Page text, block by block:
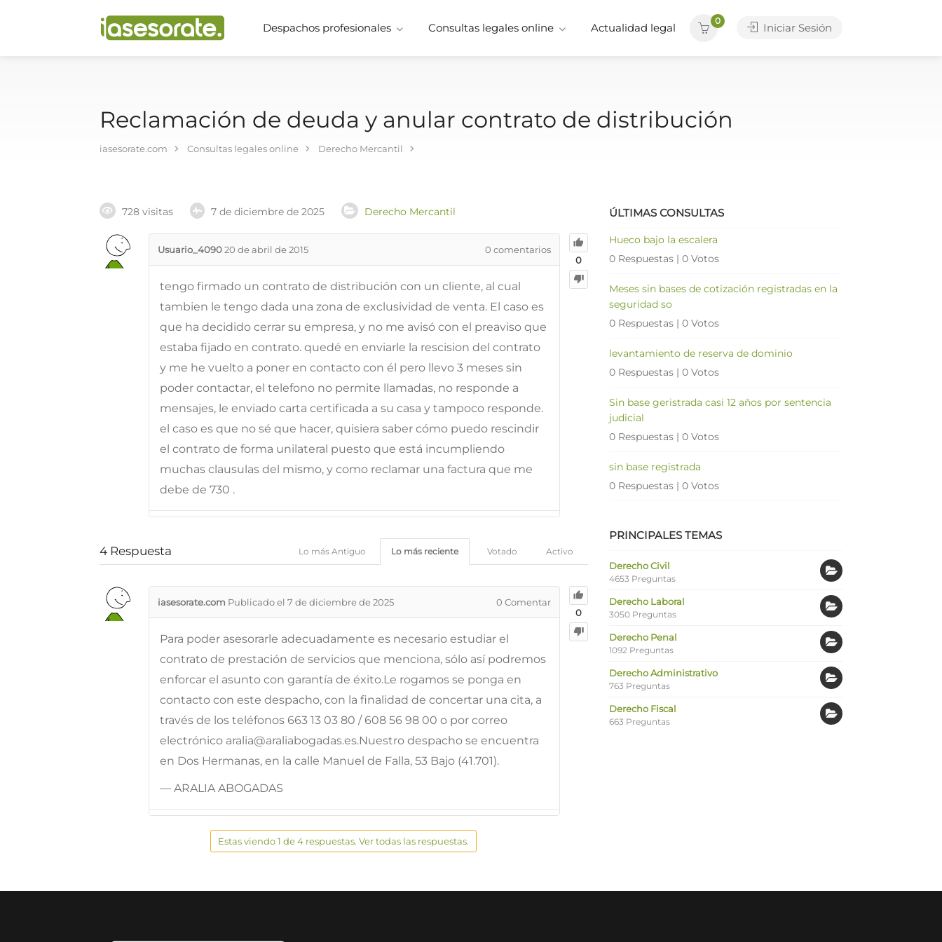
Despachos profesionales Consultas legales online Actualidad legal
0
Iniciar Sesión
Reclamación de deuda y anular contrato de distribución
iasesorate.com Consultas legales online Derecho Mercantil
728 visitas 7 de diciembre de 2025 Derecho Mercantil
0
Usuario_409020 de abril de 2015 0 comentarios
tengo firmado un contrato de distribución con un cliente, al cual
tambien le tengo dada una zona de exclusividad de venta. El caso es
que ha decidido cerrar su empresa, y no me avisó con el preaviso que
estaba fijado en contrato. quedé en enviarle la rescision del contrato
y me he vuelto a poner en contacto con él pero llevo 3 meses sin
poder contactar, el telefono no permite llamadas, no responde a
mensajes, le enviado carta certificada a su casa y tampoco responde.
el caso es que no sé que hacer, quisiera saber cómo puedo rescindir
el contrato de forma unilateral puesto que está incumpliendo
muchas clausulas del mismo, y como reclamar una factura que me
debe de 730 .
4 Respuesta Activo
Votado
Lo más reciente
Lo más Antiguo
0
iasesorate.com Publicado el 7 de diciembre de 2025 0 Comentar
Para poder asesorarle adecuadamente es necesario estudiar el
contrato de prestación de servicios que menciona, sólo así podremos
enforcar el asunto con garantía de éxito.Le rogamos se ponga en
contacto con este despacho, con la finalidad de concertar una cita, a
través de los teléfonos 663 13 03 80 / 608 56 98 00 o por correo
electrónico aralia@araliabogadas.es.Nuestro despacho se encuentra
en Dos Hermanas, en la calle Manuel de Falla, 53 Bajo (41.701).
— ARALIA ABOGADAS
Estas viendo 1 de 4 respuestas. Ver todas las respuestas.
ÚLTIMAS CONSULTAS
Hueco bajo la escalera
0 Respuestas | 0 Votos
Meses sin bases de cotización registradas en la
seguridad so
0 Respuestas | 0 Votos
levantamiento de reserva de dominio
0 Respuestas | 0 Votos
Sin base geristrada casi 12 años por sentencia
judicial
0 Respuestas | 0 Votos
sin base registrada
0 Respuestas | 0 Votos
PRINCIPALES TEMAS
Derecho Civil
4653 Preguntas
Derecho Laboral
3050 Preguntas
Derecho Penal
1092 Preguntas
Derecho Administrativo
763 Preguntas
Derecho Fiscal
663 Preguntas